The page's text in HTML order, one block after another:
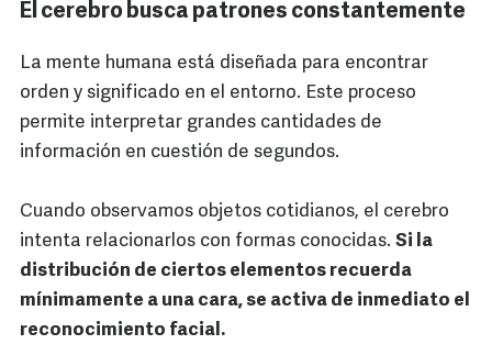
El cerebro busca patrones constantemente
La mente humana está diseñada para encontrar
orden y significado en el entorno. Este proceso
permite interpretar grandes cantidades de
información en cuestión de segundos.
Cuando observamos objetos cotidianos, el cerebro
intenta relacionarlos con formas conocidas. Si la
distribución de ciertos elementos recuerda
mínimamente a una cara, se activa de inmediato el
reconocimiento facial.